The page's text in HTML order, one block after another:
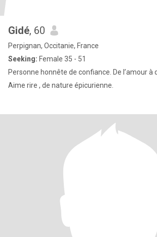
Gidé, 60
Perpignan, Occitanie, France
Seeking: Female 35 - 51
Personne honnête de confiance. De l’amour à
Aime rire , de nature épicurienne.